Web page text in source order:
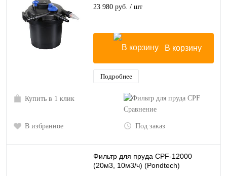
23 980 руб. / шт
В корзину
Подробнее
Купить в 1 клик
Сравнение
В избранное Под заказ
Фильтр для пруда CPF-12000
(20м3, 10м3/ч) (Pondtech)